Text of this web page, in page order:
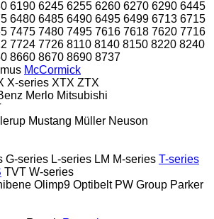
6190 6245 6255 6260 6270 6290 6445
6480 6485 6490 6495 6499 6713 6715
7475 7480 7495 7616 7618 7620 7716
7724 7726 8110 8140 8150 8220 8240
8660 8670 8690 8737
McCormick
X-series XTX ZTX
Merlo Mitsubishi
Mustang Müller Neuson
G-series L-series LM M-series T-series
TVT W-series
Olimp9 Optibelt PW Group Parker